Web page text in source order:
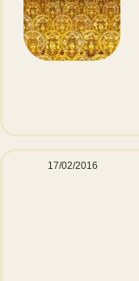
17/02/2016